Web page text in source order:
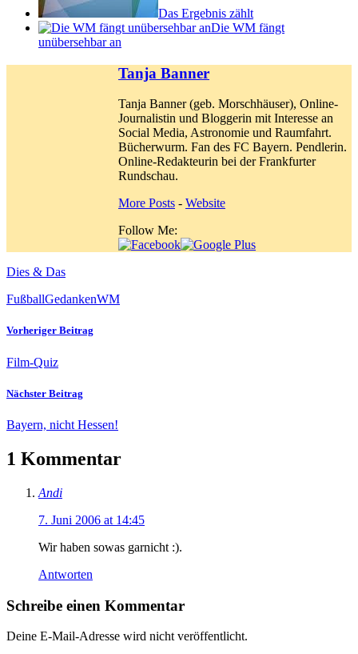
Das Ergebnis zählt
Die WM fängt
unübersehbar an
Tanja Banner
Tanja Banner (geb. Morschhäuser), Online-
Journalistin und Bloggerin mit Interesse an
Social Media, Astronomie und Raumfahrt.
Bücherwurm. Fan des FC Bayern. Pendlerin.
Online-Redakteurin bei der Frankfurter
Rundschau.
More Posts - Website
Follow Me:
Dies & Das
FußballGedankenWM
Vorheriger Beitrag
Film-Quiz
Nächster Beitrag
Bayern, nicht Hessen!
1 Kommentar
Andi
7. Juni 2006 at 14:45
Wir haben sowas garnicht :).
Antworten
Schreibe einen Kommentar
Deine E-Mail-Adresse wird nicht veröffentlicht.